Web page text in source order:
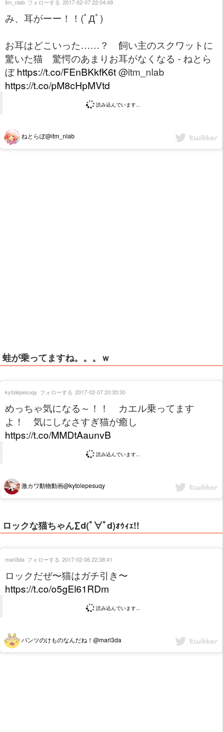
み、耳がーー！！(ﾟДﾟ)
お耳はどこいった……？ 飼い主のスクワットに
驚いた猫 驚愕のあまりお耳がなくなる - ねとら
ぼhttps://t.co/FEnBKkfK6t@itm_nlab
https://t.co/pM8cHpMVtd
読み込んでいます...
ねとらぼ@itm_nlab
itm_nlab フォローする 2017-02-07 22:04:49
蛙が乗ってますね。。。ｗ
めっちゃ気になる～！！ カエル乗ってます
よ！ 気にしなさすぎ猫が癒し
https://t.co/MMDtAaunvB
読み込んでいます...
激カワ動物動画@kytolepesuqy
kytolepesuqy フォローする 2017-02-07 20:35:30
ロックな猫ちゃん∑d(ﾟ∀ﾟd)ｫｩｨｪ!!
ロックだぜ〜猫はガチ引き〜
https://t.co/o5gEl61RDm
読み込んでいます...
パンツのけものなんだね！@mari3da
mari3da フォローする 2017-02-06 22:38:41